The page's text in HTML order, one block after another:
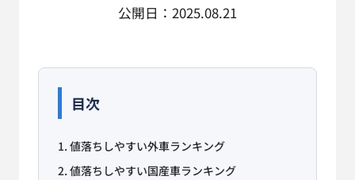
公開日：2025.08.21
目次
1. 値落ちしやすい外車ランキング
2. 値落ちしやすい国産車ランキング